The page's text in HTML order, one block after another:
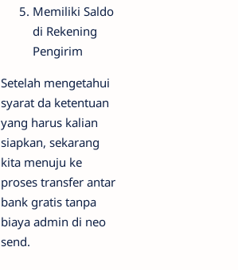
Memiliki Saldo
di Rekening
Pengirim
Setelah mengetahui
syarat da ketentuan
yang harus kalian
siapkan, sekarang
kita menuju ke
proses transfer antar
bank gratis tanpa
biaya admin di neo
send.